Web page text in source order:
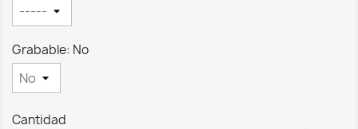
Grabable: No
Cantidad